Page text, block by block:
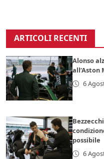
ARTICOLI RECENTI
Alonso
6
possibile
6